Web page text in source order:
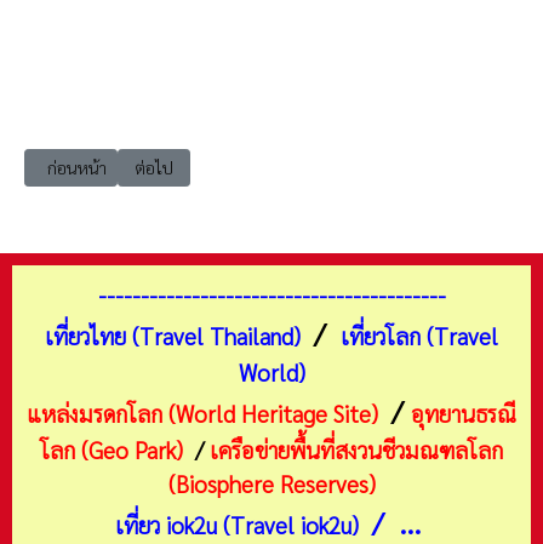
เนื้อหาก่อนหน้า: เที่ยวแม่ฮ่องสอน (Travel Mae Hong Son)
ก่อนหน้า เนื้อหาถัดไป: เที่ยวแม่ฮ่องสอน ขุนยวม วัดต่อแพ (Wat To
ต่อไป
-----------------------------------------
เที่ยวไทย (Travel Thailand) / เที่ยวโลก (Travel
World)
แหล่งมรดกโลก (World Heritage Site) /อุทยานธรณี
โลก (Geo Park) /เครือข่ายพื้นที่สงวนชีวมณฑลโลก
(Biosphere Reserves)
เที่ยว iok2u (Travel iok2u) / ...